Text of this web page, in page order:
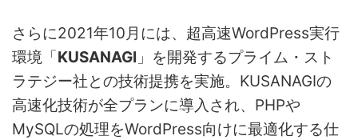
さらに2021年10月には、超高速WordPress実行
環境「KUSANAGI 」を開発するプライム・スト
ラテジー社との技術提携を実施。KUSANAGIの
高速化技術が全プランに導入され、PHPや
MySQLの処理をWordPress向けに最適化する仕